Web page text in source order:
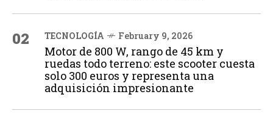
02 TECNOLOGÍA February 9, 2026
Motor de 800 W, rango de 45 km y
ruedas todo terreno: este scooter cuesta
solo 300 euros y representa una
adquisición impresionante